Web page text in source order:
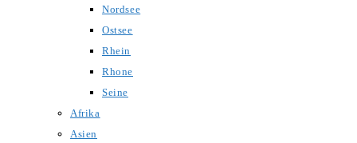
Nordsee
Ostsee
Rhein
Rhone
Seine
Afrika
Asien